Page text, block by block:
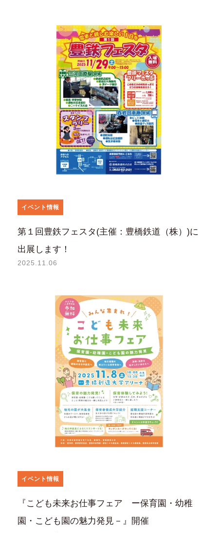
イベント情報
第１回豊鉄フェスタ(主催：豊橋鉄道（株）)に
出展します！
2025.11.06
イベント情報
『こども未来お仕事フェア ー保育園・幼稚
園・こども園の魅力発見－』開催